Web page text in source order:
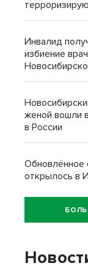
Инвалид
избиение
женой вошли
в России
Обновлённое
открылось в